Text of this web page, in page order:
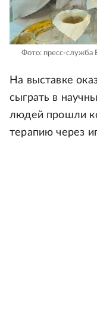
Фото: пресс-служба
На выставке
сыграть в
людей прошли
терапию через